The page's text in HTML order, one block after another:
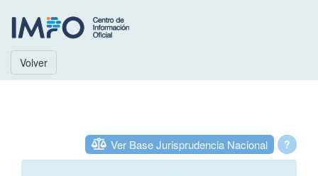
Volver
?
Ver Base Jurisprudencia Nacional